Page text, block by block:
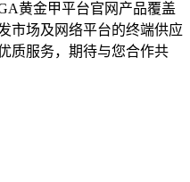
黄金甲平台官网产品覆盖
市场及网络平台的终端供应
质服务，期待与您合作共